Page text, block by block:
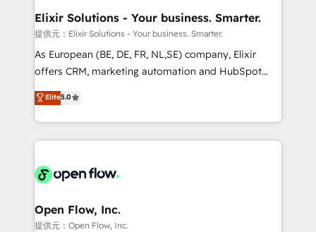
built to scale.
greatness, which is achieved through creating
absolute clarity, derived from a well-defined
strategy, executed well, and reported on with clear
results. The culture is driven by core values; Joy, Grit,
Mindedness, and Clarity. We are driven to win for the
collective good of the company and its clientele, and
things are happening.
Elixir Solutions - Your business. Smarter.
提供元：Elixir Solutions - Your business. Smarter.
As European (BE, DE, FR, NL,SE) company, Elixir
offers CRM, marketing automation and HubSpot
integration products and services to mid-market
and enterprise customers. We ensure that your sales,
service and marketing department operates in the
most effective way, while at the same time
integrated buyers journey. Elixir is located in
and Stockholm Elixir is a first mover and leader
when it comes to HubSpot sales and service
Elite5.0
Open Flow, Inc.
提供元：Open Flow, Inc.